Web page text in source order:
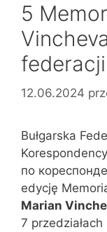
5
12.06.2024
Bułgarska
по
edycję
Marian
7